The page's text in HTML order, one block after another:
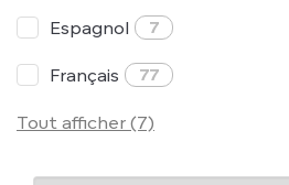
Espagnol 7
Français 77
Tout afficher (7)